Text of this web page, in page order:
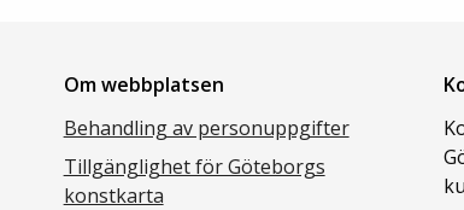
Om webbplatsen
Behandling av personuppgifter
Tillgänglighet för Göteborgs
konstkarta